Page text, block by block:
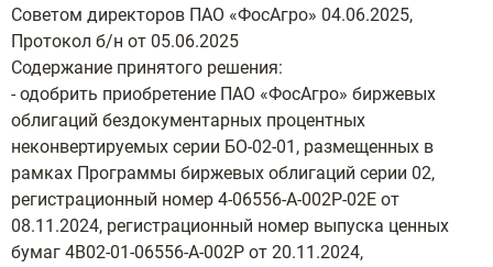
Советом директоров ПАО «ФосАгро» 04.06.2025,
Протокол б/н от 05.06.2025
Содержание принятого решения:
- одобрить приобретение ПАО «ФосАгро» биржевых
облигаций бездокументарных процентных
неконвертируемых серии БО-02-01, размещенных в
рамках Программы биржевых облигаций серии 02,
регистрационный номер 4-06556-А-002P-02E от
08.11.2024, регистрационный номер выпуска ценных
бумаг 4B02-01-06556-А-002P от 20.11.2024,